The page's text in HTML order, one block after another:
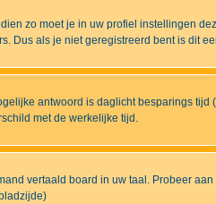
zo moet je in uw profiel instellingen
als je niet geregistreerd bent is dit
antwoord is daglicht besparings
met de werkelijke tijd.
vertaald board in uw taal. Probeer